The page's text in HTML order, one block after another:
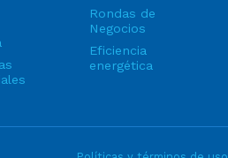
Rondas de
Negocios
Eficiencia
energética